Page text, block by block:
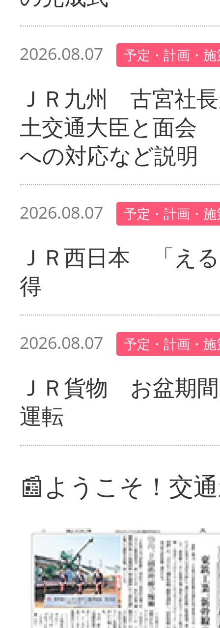
2026.08.07 予定・計画・
ＪＲ九州 古宮社
土交通大臣と面会
への対応など説明
2026.08.07 予定・計画・
ＪＲ西日本 「え
得
2026.08.07 予定・計画・
ＪＲ貨物 お盆期
運転
📰ようこそ！交